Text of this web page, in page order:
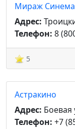
Мираж Синема
Адрес:
Телефон: 8
5
Астракино
Адрес: Боевая
Телефон: +7